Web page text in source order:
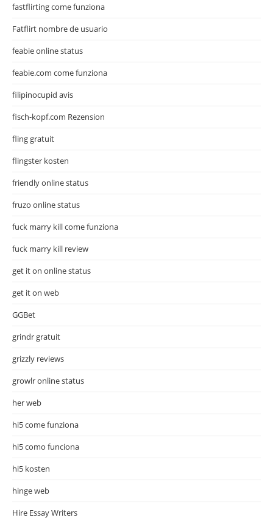
fastflirting come funziona
Fatflirt nombre de usuario
feabie online status
feabie.com come funziona
filipinocupid avis
fisch-kopf.com Rezension
fling gratuit
flingster kosten
friendly online status
fruzo online status
fuck marry kill come funziona
fuck marry kill review
get it on online status
get it on web
GGBet
grindr gratuit
grizzly reviews
growlr online status
her web
hi5 come funziona
hi5 como funciona
hi5 kosten
hinge web
Hire Essay Writers